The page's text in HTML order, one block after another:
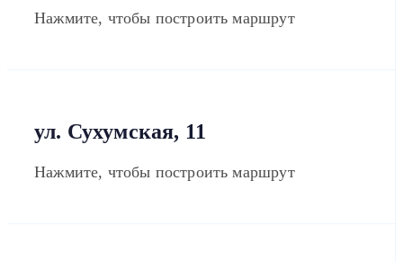
Нажмите, чтобы построить маршрут
ул. Сухумская, 11
Нажмите, чтобы построить маршрут